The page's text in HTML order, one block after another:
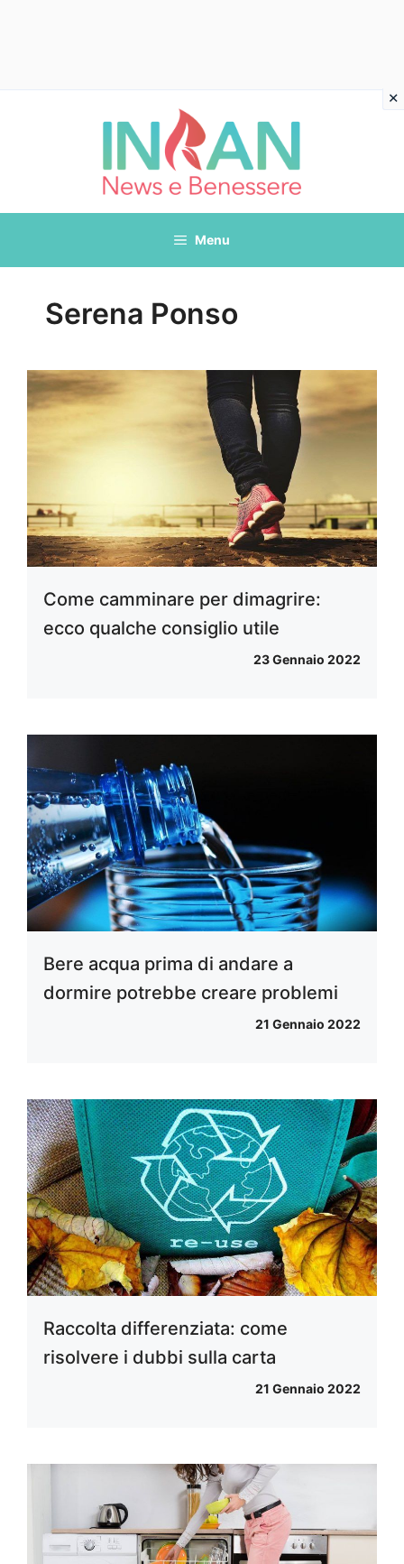
Menu
Serena Ponso
Come camminare per dimagrire:
ecco qualche consiglio utile
23 Gennaio 2022
Bere acqua prima di andare a
dormire potrebbe creare problemi
21 Gennaio 2022
Raccolta differenziata: come
risolvere i dubbi sulla carta
21 Gennaio 2022